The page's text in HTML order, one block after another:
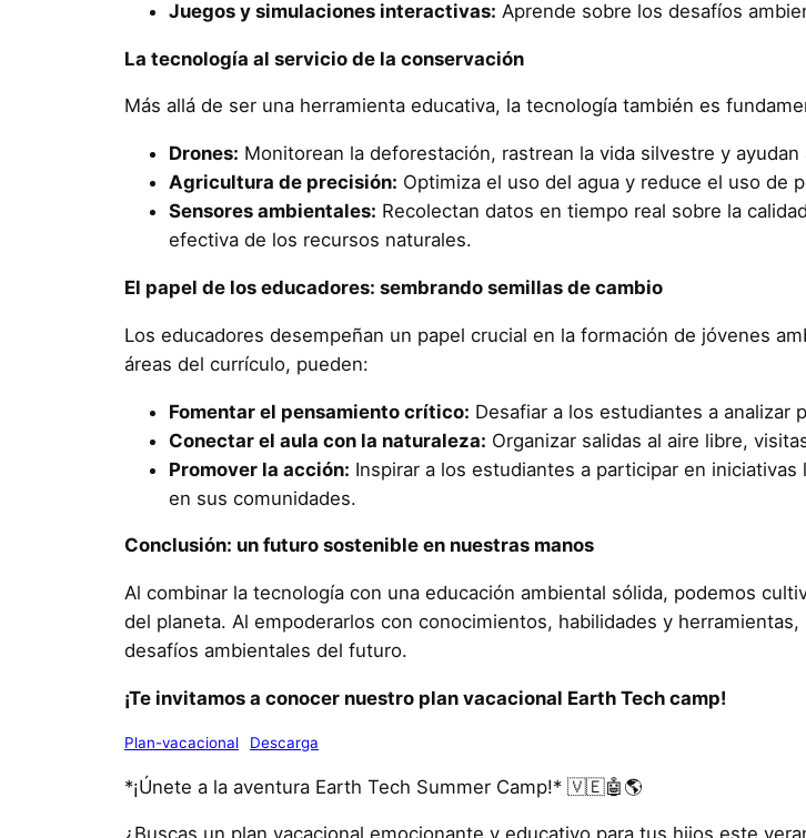
Juegos y simulaciones interactivas: Aprende sobre los desafíos
La tecnología al servicio de la conservación
Más allá de ser una herramienta educativa, la tecnología también es
Drones: Monitorean la deforestación, rastrean la vida silvestre y
Agricultura de precisión: Optimiza el uso del agua y reduce el uso de
Sensores ambientales: Recolectan datos en tiempo real sobre la
efectiva de los recursos naturales.
El papel de los educadores: sembrando semillas de cambio
Los educadores desempeñan un papel crucial en la formación de jóvenes
áreas del currículo, pueden:
Fomentar el pensamiento crítico: Desafiar a los estudiantes a analizar
Conectar el aula con la naturaleza: Organizar salidas al aire libre,
Promover la acción: Inspirar a los estudiantes a participar en
en sus comunidades.
Conclusión: un futuro sostenible en nuestras manos
Al combinar la tecnología con una educación ambiental sólida, podemos
del planeta. Al empoderarlos con conocimientos, habilidades y
desafíos ambientales del futuro.
¡Te invitamos a conocer nuestro plan vacacional Earth Tech camp!
Plan-vacacional Descarga
*¡Únete a la aventura Earth Tech Summer Camp!* 🇻🇪🤖🌎